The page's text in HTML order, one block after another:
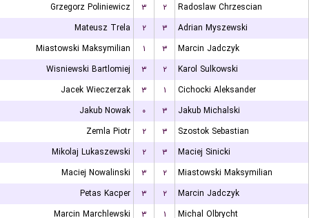
Grzegorz Poliniewicz
۳ ۲
Radoslaw Chrzescian
Mateusz Trela
۲ ۳
Adrian Myszewski
Miastowski Maksymilian
۱ ۳
Marcin Jadczyk
Wisniewski Bartlomiej
۳ ۲
Karol Sulkowski
Jacek Wieczerzak
۳ ۱
Cichocki Aleksander
Jakub Nowak
۰ ۳
Jakub Michalski
Zemla Piotr
۲ ۳
Szostok Sebastian
Mikolaj Lukaszewski
۲ ۳
Maciej Sinicki
Maciej Nowalinski
۳ ۲
Miastowski Maksymilian
Petas Kacper
۳ ۲
Marcin Jadczyk
Marcin Marchlewski
۳ ۱
Michal Olbrycht